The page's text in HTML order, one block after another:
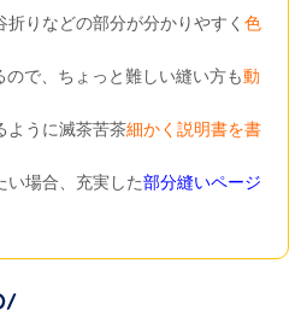
折りなどの部分が分かりやすく色
で、ちょっと難しい縫い方も動
ように滅茶苦茶細かく説明書を書
い場合、充実した部分縫いページ